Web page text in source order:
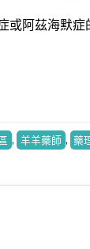
或阿茲海默
, 羊羊藥師 , 藥